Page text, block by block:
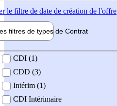
le filtre de date de création de l'offre
filtres de types de Contrat
contrat
CDI (1)
CDD (3)
Intérim (1)
CDI Intérimaire